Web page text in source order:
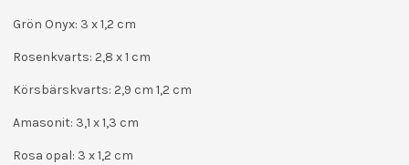
Grön Onyx: 3 x 1,2 cm
Rosenkvarts: 2,8 x 1 cm
Körsbärskvarts: 2,9 cm 1,2 cm
Amasonit: 3,1 x 1,3 cm
Rosa opal: 3 x 1,2 cm